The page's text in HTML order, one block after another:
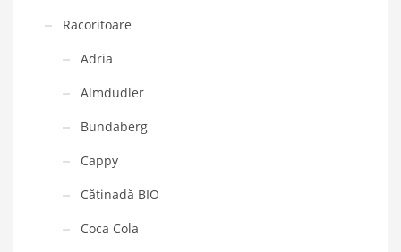
Racoritoare
Adria
Almdudler
Bundaberg
Cappy
Cătinadă BIO
Coca Cola